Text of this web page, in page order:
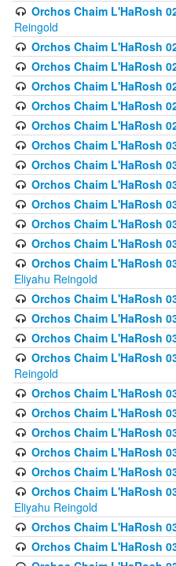
Orchos Chaim L'HaRosh
Reingold
Orchos Chaim L'HaRosh
Orchos Chaim L'HaRosh
Orchos Chaim L'HaRosh
Orchos Chaim L'HaRosh
Orchos Chaim L'HaRosh
Orchos Chaim L'HaRosh
Orchos Chaim L'HaRosh
Orchos Chaim L'HaRosh
Orchos Chaim L'HaRosh
Orchos Chaim L'HaRosh
Orchos Chaim L'HaRosh
Orchos Chaim L'HaRosh
Eliyahu Reingold
Orchos Chaim L'HaRosh
Orchos Chaim L'HaRosh
Orchos Chaim L'HaRosh
Orchos Chaim L'HaRosh
Reingold
Orchos Chaim L'HaRosh
Orchos Chaim L'HaRosh
Orchos Chaim L'HaRosh
Orchos Chaim L'HaRosh
Orchos Chaim L'HaRosh
Orchos Chaim L'HaRosh
Eliyahu Reingold
Orchos Chaim L'HaRosh
Orchos Chaim L'HaRosh